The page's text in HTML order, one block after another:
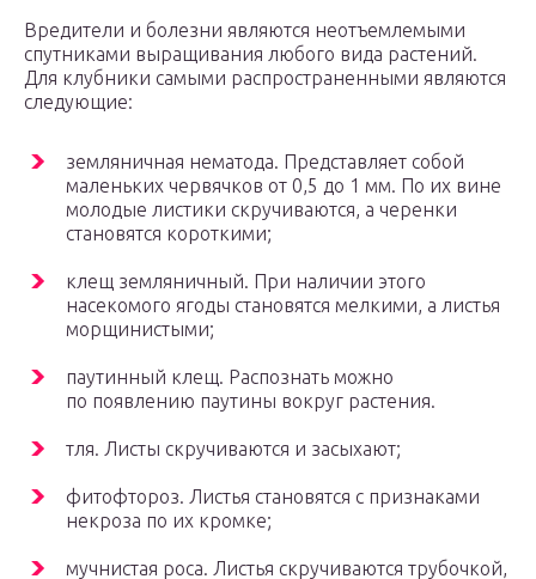
Вредители и болезни являются неотъемлемыми
спутниками выращивания любого вида растений.
Для клубники самыми распространенными являются
следующие:
земляничная нематода. Представляет собой
маленьких червячков от 0,5 до 1 мм. По их вине
молодые листики скручиваются, а черенки
становятся короткими;
клещ земляничный. При наличии этого
насекомого ягоды становятся мелкими, а листья
морщинистыми;
паутинный клещ. Распознать можно
по появлению паутины вокруг растения.
тля. Листы скручиваются и засыхают;
фитофтороз. Листья становятся с признаками
некроза по их кромке;
мучнистая роса. Листья скручиваются трубочкой,